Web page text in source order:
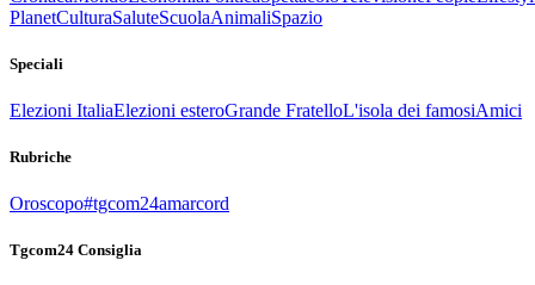
PlanetCulturaSaluteScuolaAnimaliSpazio
Speciali
Elezioni ItaliaElezioni esteroGrande FratelloL'isola dei famosiAmici
Rubriche
Oroscopo#tgcom24amarcord
Tgcom24 Consiglia